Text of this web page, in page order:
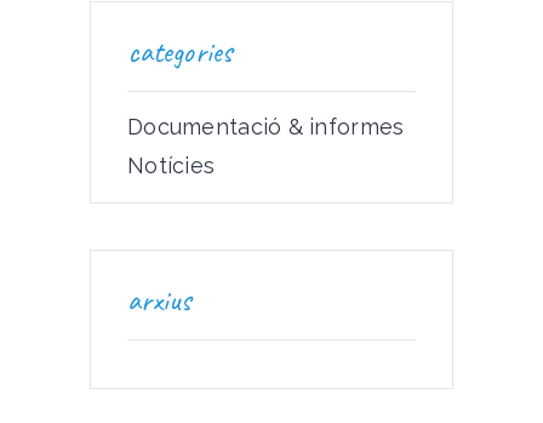
categories
Documentació & informes
Notícies
arxius